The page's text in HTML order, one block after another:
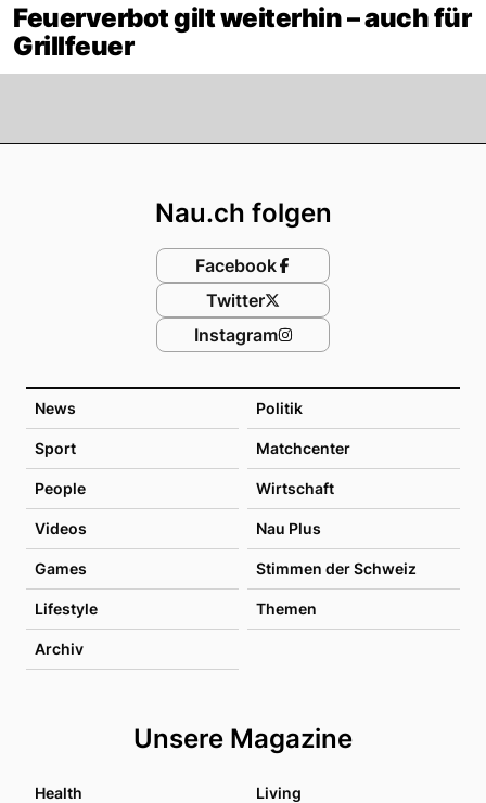
Feuerverbot gilt weiterhin – auch für
Grillfeuer
News Politik
Sport Matchcenter
People Wirtschaft
Videos Nau Plus
Games Stimmen der Schweiz
Lifestyle Themen
Archiv
Unsere Magazine
Health Living
Nau.ch folgen
Facebook
Twitter
Instagram